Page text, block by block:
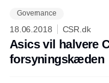
Governance
18.06.2018 CSR.dk
Asics vil halvere
forsyningskæden